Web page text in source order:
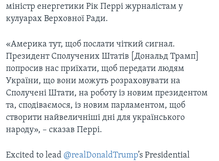
міністр енергетики Рік Перрі журналістам у
кулуарах Верховної Ради.
«Америка тут, щоб послати чіткий сигнал.
Президент Сполучених Штатів [Дональд Трамп]
попросив нас приїхати, щоб передати людям
України, що вони можуть розраховувати на
Сполучені Штати, на роботу із новим президентом
та, сподіваємося, із новим парламентом, щоб
створити найвеличніші дні для українського
народу», – сказав Перрі.
Excited to lead @realDonaldTrump’s Presidential